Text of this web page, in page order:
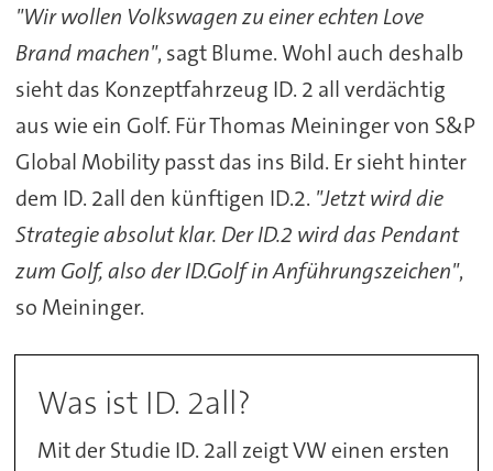
"Wir wollen Volkswagen zu einer echten Love
Brand machen", sagt Blume. Wohl auch deshalb
sieht das Konzeptfahrzeug ID. 2 all verdächtig
aus wie ein Golf. Für Thomas Meininger von S&P
Global Mobility passt das ins Bild. Er sieht hinter
dem ID. 2all den künftigen ID.2. "Jetzt wird die
Strategie absolut klar. Der ID.2 wird das Pendant
zum Golf, also der ID.Golf in Anführungszeichen",
so Meininger.
Was ist ID. 2all?
Mit der Studie ID. 2all zeigt VW einen ersten